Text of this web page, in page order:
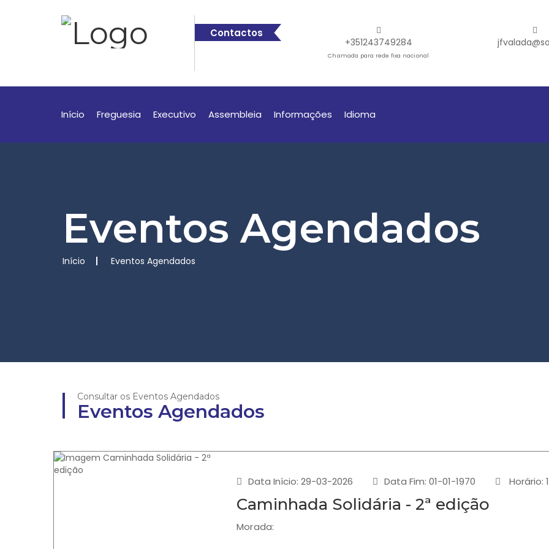
Contactos
+351243749284
Chamada para rede fixa nacional
Início Freguesia Executivo Assembleia Informações Idioma
Eventos Agendados
Início Eventos Agendados
Consultar os Eventos Agendados
Eventos Agendados
Data Início: 29-03-2026 Data Fim: 01-01-1970 Horário:
Caminhada Solidária - 2ª edição
Morada: